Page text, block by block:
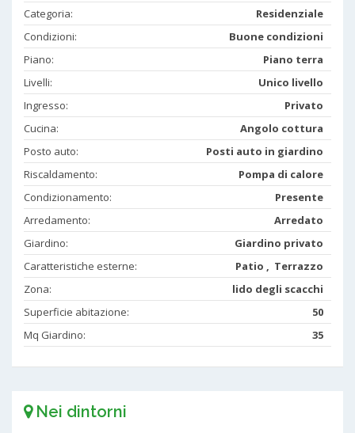
Categoria:
Residenziale
Condizioni:
Buone condizioni
Piano:
Piano terra
Livelli:
Unico livello
Ingresso:
Privato
Cucina:
Angolo cottura
Posto auto:
Posti auto in giardino
Riscaldamento:
Pompa di calore
Condizionamento:
Presente
Arredamento:
Arredato
Giardino:
Giardino privato
Caratteristiche esterne:
Patio , Terrazzo
Zona:
lido degli scacchi
Superficie abitazione:
50
Mq Giardino:
35
Nei dintorni